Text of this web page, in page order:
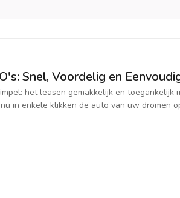
Snel, Voordelig en
het leasen gemakkelijk en
in enkele klikken de auto van uw dromen